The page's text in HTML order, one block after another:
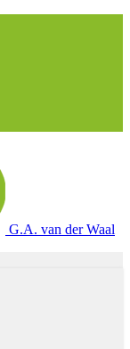
G.A. van der Waal